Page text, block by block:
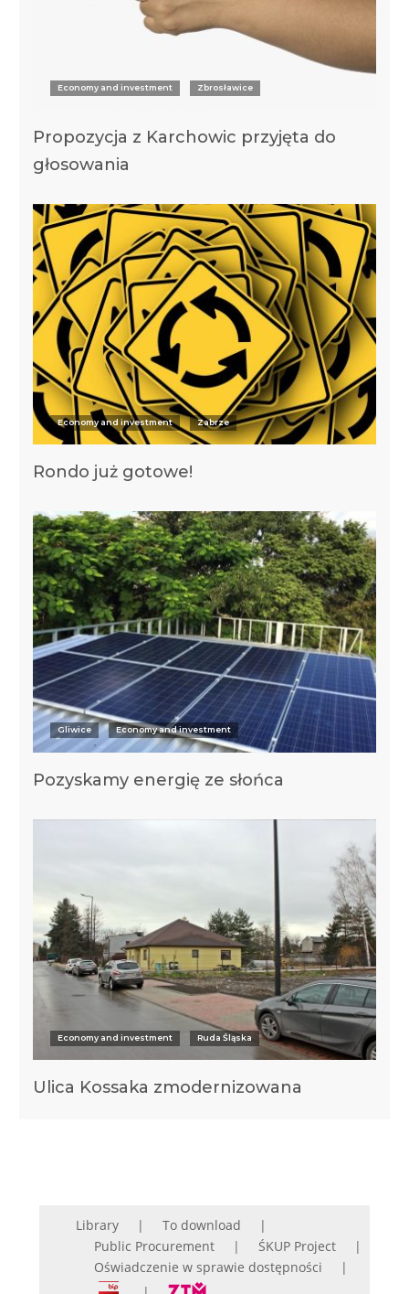
Economy and investment Zbrosławice
Propozycja z Karchowic przyjęta do
głosowania
Economy and investment Zabrze
Rondo już gotowe!
Gliwice Economy and investment
Pozyskamy energię ze słońca
Economy and investment Ruda Śląska
Ulica Kossaka zmodernizowana
Library
To download
Public Procurement
ŚKUP Project
Oświadczenie w sprawie dostępności